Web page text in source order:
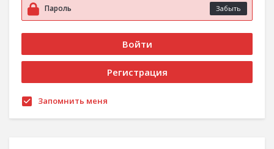
Забыть
Запомнить меня